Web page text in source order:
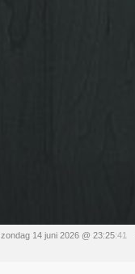
zondag 14 juni 2026 @ 23:25:41